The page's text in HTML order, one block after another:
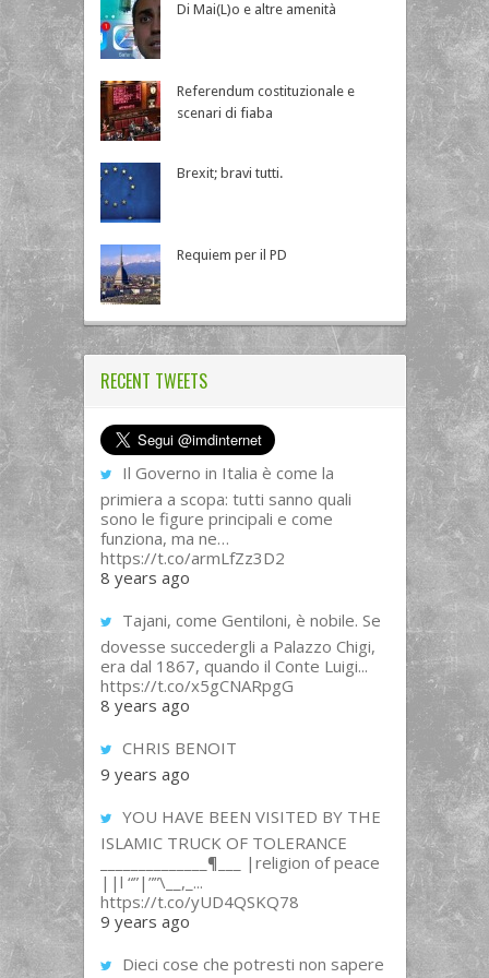
Di Mai(L)o e altre amenità
Referendum costituzionale e
scenari di fiaba
Brexit; bravi tutti.
Requiem per il PD
RECENT TWEETS
Il Governo in Italia è come la
primiera a scopa: tutti sanno quali
sono le figure principali e come
funziona, ma ne…
https://t.co/armLfZz3D2
8 years ago
Tajani, come Gentiloni, è nobile. Se
dovesse succedergli a Palazzo Chigi,
era dal 1867, quando il Conte Luigi...
https://t.co/x5gCNARpgG
8 years ago
CHRIS BENOIT
9 years ago
YOU HAVE BEEN VISITED BY THE
ISLAMIC TRUCK OF TOLERANCE
______________¶___ |religion of peace
||l “”|””\__,_...
https://t.co/yUD4QSKQ78
9 years ago
Dieci cose che potresti non sapere